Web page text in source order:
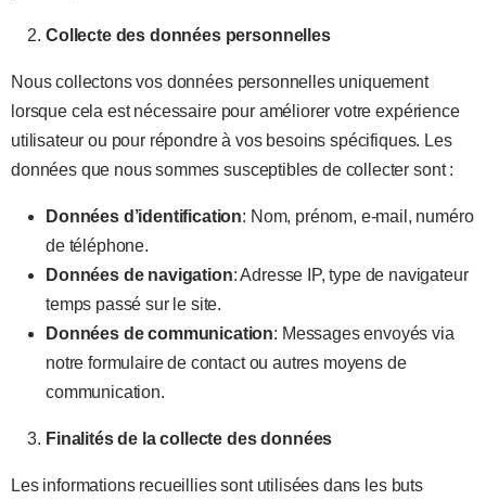
Collecte des données personnelles
Nous collectons vos données personnelles uniquement
lorsque cela est nécessaire pour améliorer votre expérience
utilisateur ou pour répondre à vos besoins spécifiques. Les
données que nous sommes susceptibles de collecter sont :
Données d’identification: Nom, prénom, e-mail, numéro
de téléphone.
Données de navigation: Adresse IP, type de navigateur
temps passé sur le site.
Données de communication: Messages envoyés via
notre formulaire de contact ou autres moyens de
communication.
Finalités de la collecte des données
Les informations recueillies sont utilisées dans les buts